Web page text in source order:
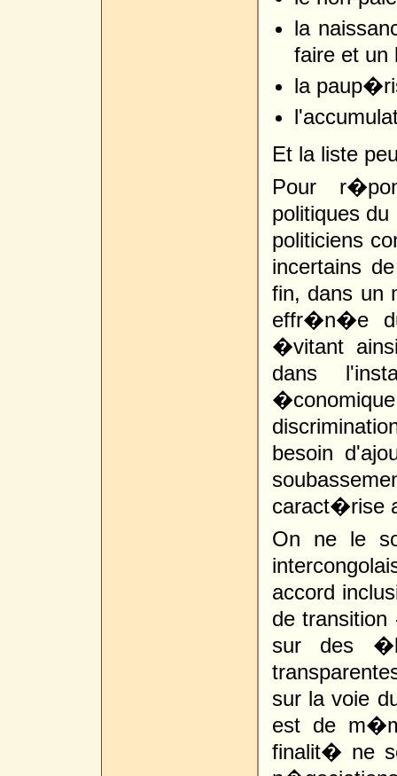
la
faire et un
la
Et la liste
Pour
politiques
politiciens
incertains
fin, dans un
effr�n�e
�vitant
dans
besoin
caract�rise
On ne le
accord
de
sur des
sur la voie
est de
finalit� ne